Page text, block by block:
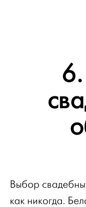
Выбор
как никогда.